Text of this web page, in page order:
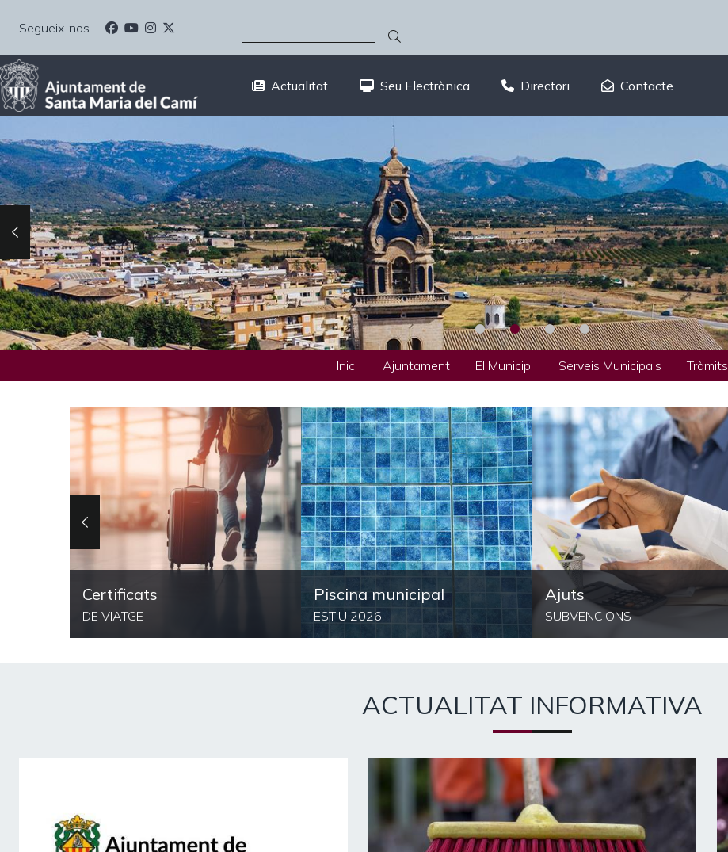
Segueix-nos
Actualitat Seu Electrònica Directori Contacte
Inici Ajuntament El Municipi Serveis Municipals Tràmits
Certificats
DE VIATGE
Piscina municipal
ESTIU 2026
Ajuts
SUBVENCIONS
ACTUALITAT INFORMATIVA